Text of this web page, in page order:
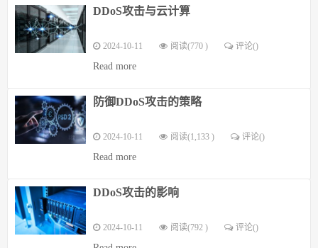
DDoS攻击与云计算
2024-10-11 阅读(770 ) 评论()
Read more
防御DDoS攻击的策略
2024-10-11 阅读(1,133 ) 评论()
Read more
DDoS攻击的影响
2024-10-11 阅读(792 ) 评论()